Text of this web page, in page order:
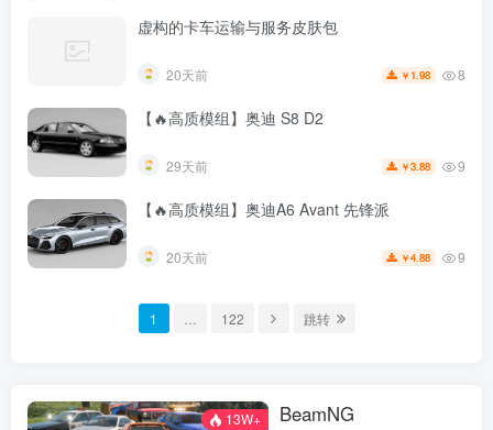
虚构的卡车运输与服务皮肤包
20天前 ￥ 1.98 8
【🔥高质模组】奥迪 S8 D2
29天前 ￥3.88 9
【🔥高质模组】奥迪A6 Avant 先锋派
20天前 ￥4.88 9
1 122 跳转
13W+ BeamNG